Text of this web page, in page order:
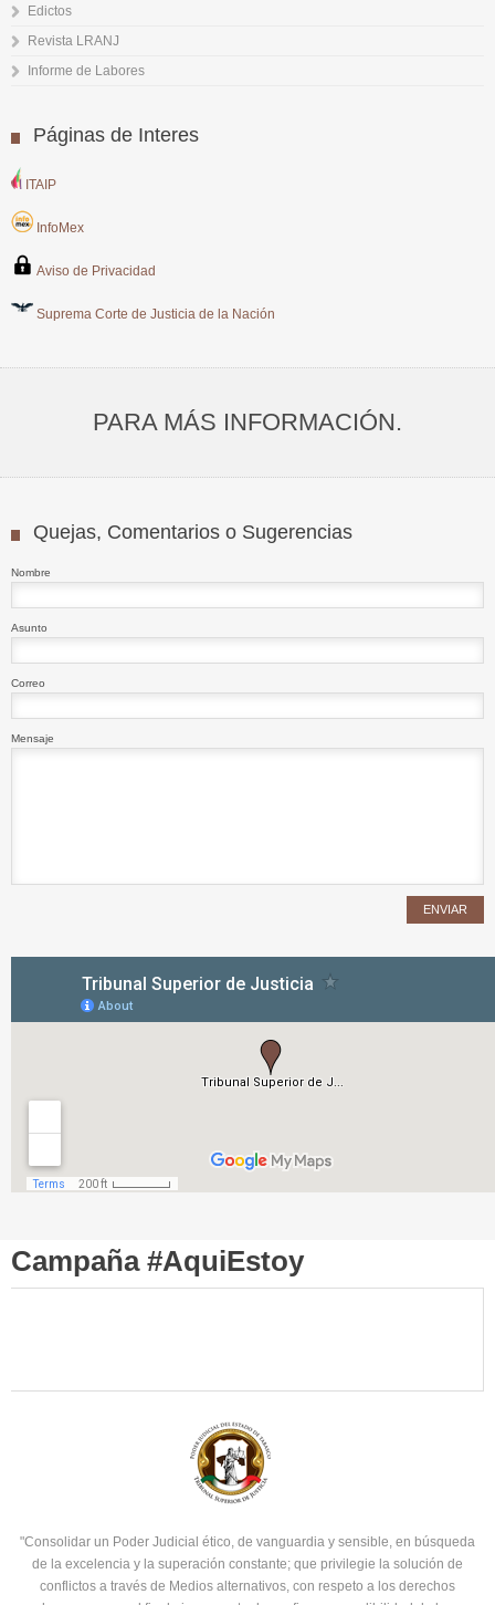
Edictos
Revista LRANJ
Informe de Labores
Páginas de Interes
ITAIP
InfoMex
Aviso de Privacidad
Suprema Corte de Justicia de la Nación
PARA MÁS INFORMACIÓN.
Quejas, Comentarios o Sugerencias
Nombre
Asunto
Correo
Mensaje
ENVIAR
Campaña #AquiEstoy
"Consolidar un Poder Judicial ético, de vanguardia y sensible, en búsqueda
de la excelencia y la superación constante; que privilegie la solución de
conflictos a través de Medios alternativos, con respeto a los derechos